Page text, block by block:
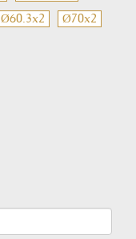
Ø60.3x2 Ø70x2